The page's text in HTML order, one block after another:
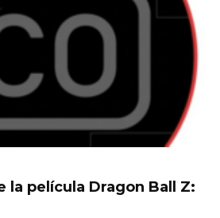
la película Dragon Ball Z: